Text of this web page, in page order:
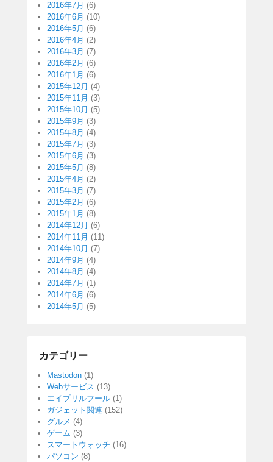
2016年7月 (6)
2016年6月 (10)
2016年5月 (6)
2016年4月 (2)
2016年3月 (7)
2016年2月 (6)
2016年1月 (6)
2015年12月 (4)
2015年11月 (3)
2015年10月 (5)
2015年9月 (3)
2015年8月 (4)
2015年7月 (3)
2015年6月 (3)
2015年5月 (8)
2015年4月 (2)
2015年3月 (7)
2015年2月 (6)
2015年1月 (8)
2014年12月 (6)
2014年11月 (11)
2014年10月 (7)
2014年9月 (4)
2014年8月 (4)
2014年7月 (1)
2014年6月 (6)
2014年5月 (5)
カテゴリー
Mastodon (1)
Webサービス (13)
エイプリルフール (1)
ガジェット関連 (152)
グルメ (4)
ゲーム (3)
スマートウォッチ (16)
パソコン (8)